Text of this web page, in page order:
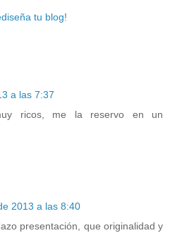
tu blog!
a las 7:37
ricos, me la reservo en un
2013 a las 8:40
presentación, que originalidad y